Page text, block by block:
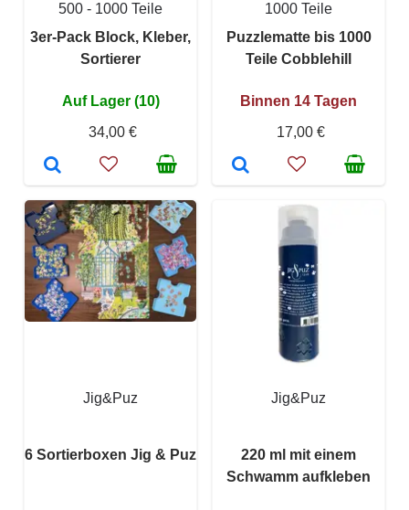
500 - 1000 Teile
3er-Pack Block, Kleber,
Sortierer
Auf Lager (10)
34,00 €
1000 Teile
Puzzlematte bis 1000
Teile Cobblehill
Binnen 14 Tagen
17,00 €
Jig&Puz
6 Sortierboxen Jig & Puz
Jig&Puz
220 ml mit einem
Schwamm aufkleben